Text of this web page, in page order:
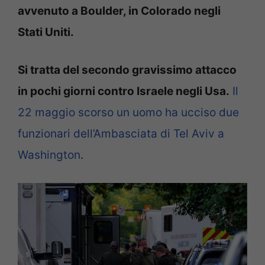
avvenuto a Boulder, in Colorado negli
Stati Uniti.
Si tratta del secondo gravissimo attacco
in pochi giorni contro Israele negli Usa. Il
22 maggio scorso un uomo ha ucciso due
funzionari dell’Ambasciata di Tel Aviv a
Washington.